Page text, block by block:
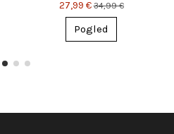
27,99 €34,99 €
Pogled